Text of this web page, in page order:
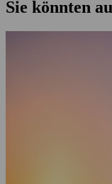
Sie könnten